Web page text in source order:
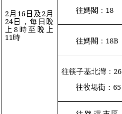
2月 16日及2月
24日 ，每日 晚
上 8時至 晚上
11時
往媽閣： 18
往媽閣： 18B
往筷子基北灣： 26
往牧場街 ： 65